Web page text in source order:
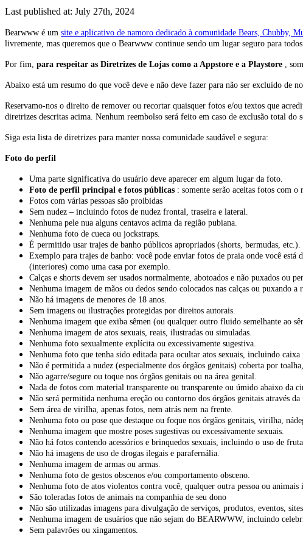
Last published at: July 27th, 2024
Bearwww é um site e aplicativo de namoro dedicado à comunidade Bears, Chubby,
livremente, mas queremos que o Bearwww continue sendo um lugar seguro para todos
Por fim, para respeitar as Diretrizes de Lojas como a Appstore e a Playstore ,
Abaixo está um resumo do que você deve e não deve fazer para não ser excluído de
Reservamo-nos o direito de remover ou recortar quaisquer fotos e/ou textos que
diretrizes descritas acima. Nenhum reembolso será feito em caso de exclusão total do
Siga esta lista de diretrizes para manter nossa comunidade saudável e segura:
Foto do perfil
Uma parte significativa do usuário deve aparecer em algum lugar da foto.
Foto de perfil principal e fotos públicas : somente serão aceitas fotos com
Fotos com várias pessoas são proibidas
Sem nudez – incluindo fotos de nudez frontal, traseira e lateral.
Nenhuma pele nua alguns centavos acima da região pubiana.
Nenhuma foto de cueca ou jockstraps.
É permitido usar trajes de banho públicos apropriados (shorts, bermudas,
Exemplo para trajes de banho: você pode enviar fotos de praia onde você está
(interiores) como uma casa por exemplo.
Calças e shorts devem ser usados normalmente, abotoados e não puxados ou
Nenhuma imagem de mãos ou dedos sendo colocados nas calças ou puxando a
Não há imagens de menores de 18 anos.
Sem imagens ou ilustrações protegidas por direitos autorais.
Nenhuma imagem que exiba sêmen (ou qualquer outro fluido semelhante ao
Nenhuma imagem de atos sexuais, reais, ilustradas ou simuladas.
Nenhuma foto sexualmente explícita ou excessivamente sugestiva.
Nenhuma foto que tenha sido editada para ocultar atos sexuais, incluindo
Não é permitida a nudez (especialmente dos órgãos genitais) coberta por
Não agarre/segure ou toque nos órgãos genitais ou na área genital.
Nada de fotos com material transparente ou transparente ou úmido abaixo da
Não será permitida nenhuma ereção ou contorno dos órgãos genitais através da
Sem área de virilha, apenas fotos, nem atrás nem na frente.
Nenhuma foto ou pose que destaque ou foque nos órgãos genitais, virilha,
Nenhuma imagem que mostre poses sugestivas ou excessivamente sexuais.
Não há fotos contendo acessórios e brinquedos sexuais, incluindo o uso de
Não há imagens de uso de drogas ilegais e parafernália.
Nenhuma imagem de armas ou armas.
Nenhuma foto de gestos obscenos e/ou comportamento obsceno.
Nenhuma foto de atos violentos contra você, qualquer outra pessoa ou
São toleradas fotos de animais na companhia de seu dono
Não são utilizadas imagens para divulgação de serviços, produtos, eventos,
Nenhuma imagem de usuários que não sejam do BEARWWW, incluindo
Sem palavrões ou xingamentos.